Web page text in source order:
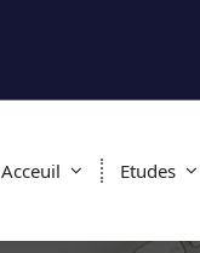
Acceuil Etudes